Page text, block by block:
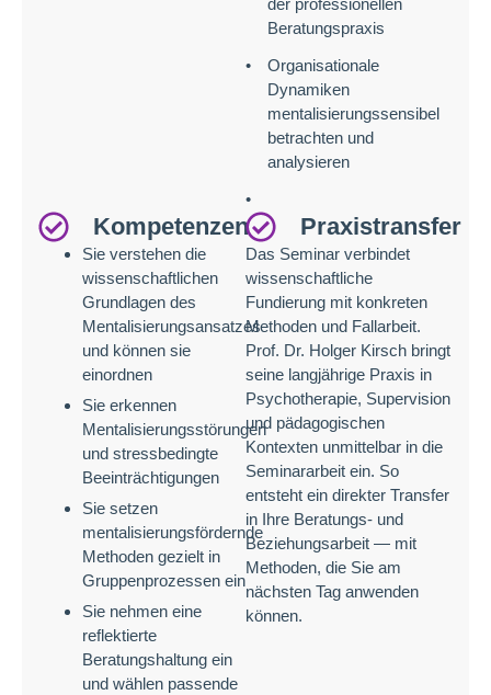
Beratungspraxis
Organisationale
Dynamiken
mentalisierungssensibel
betrachten und
analysieren
Kompetenzen
Sie verstehen die
wissenschaftlichen
Grundlagen des
Mentalisierungsansatzes
und können sie
einordnen
Sie erkennen
Mentalisierungsstörungen
und stressbedingte
Beeinträchtigungen
Sie setzen
mentalisierungsfördernde
Methoden gezielt in
Gruppenprozessen ein
Sie nehmen eine
reflektierte
Beratungshaltung ein
und wählen passende
Praxistransfer
Das Seminar verbindet
wissenschaftliche
Fundierung mit konkreten
Methoden und Fallarbeit.
Prof. Dr. Holger Kirsch bringt
seine langjährige Praxis in
Psychotherapie, Supervision
und pädagogischen
Kontexten unmittelbar in die
Seminararbeit ein. So
entsteht ein direkter Transfer
in Ihre Beratungs- und
Beziehungsarbeit — mit
Methoden, die Sie am
nächsten Tag anwenden
können.